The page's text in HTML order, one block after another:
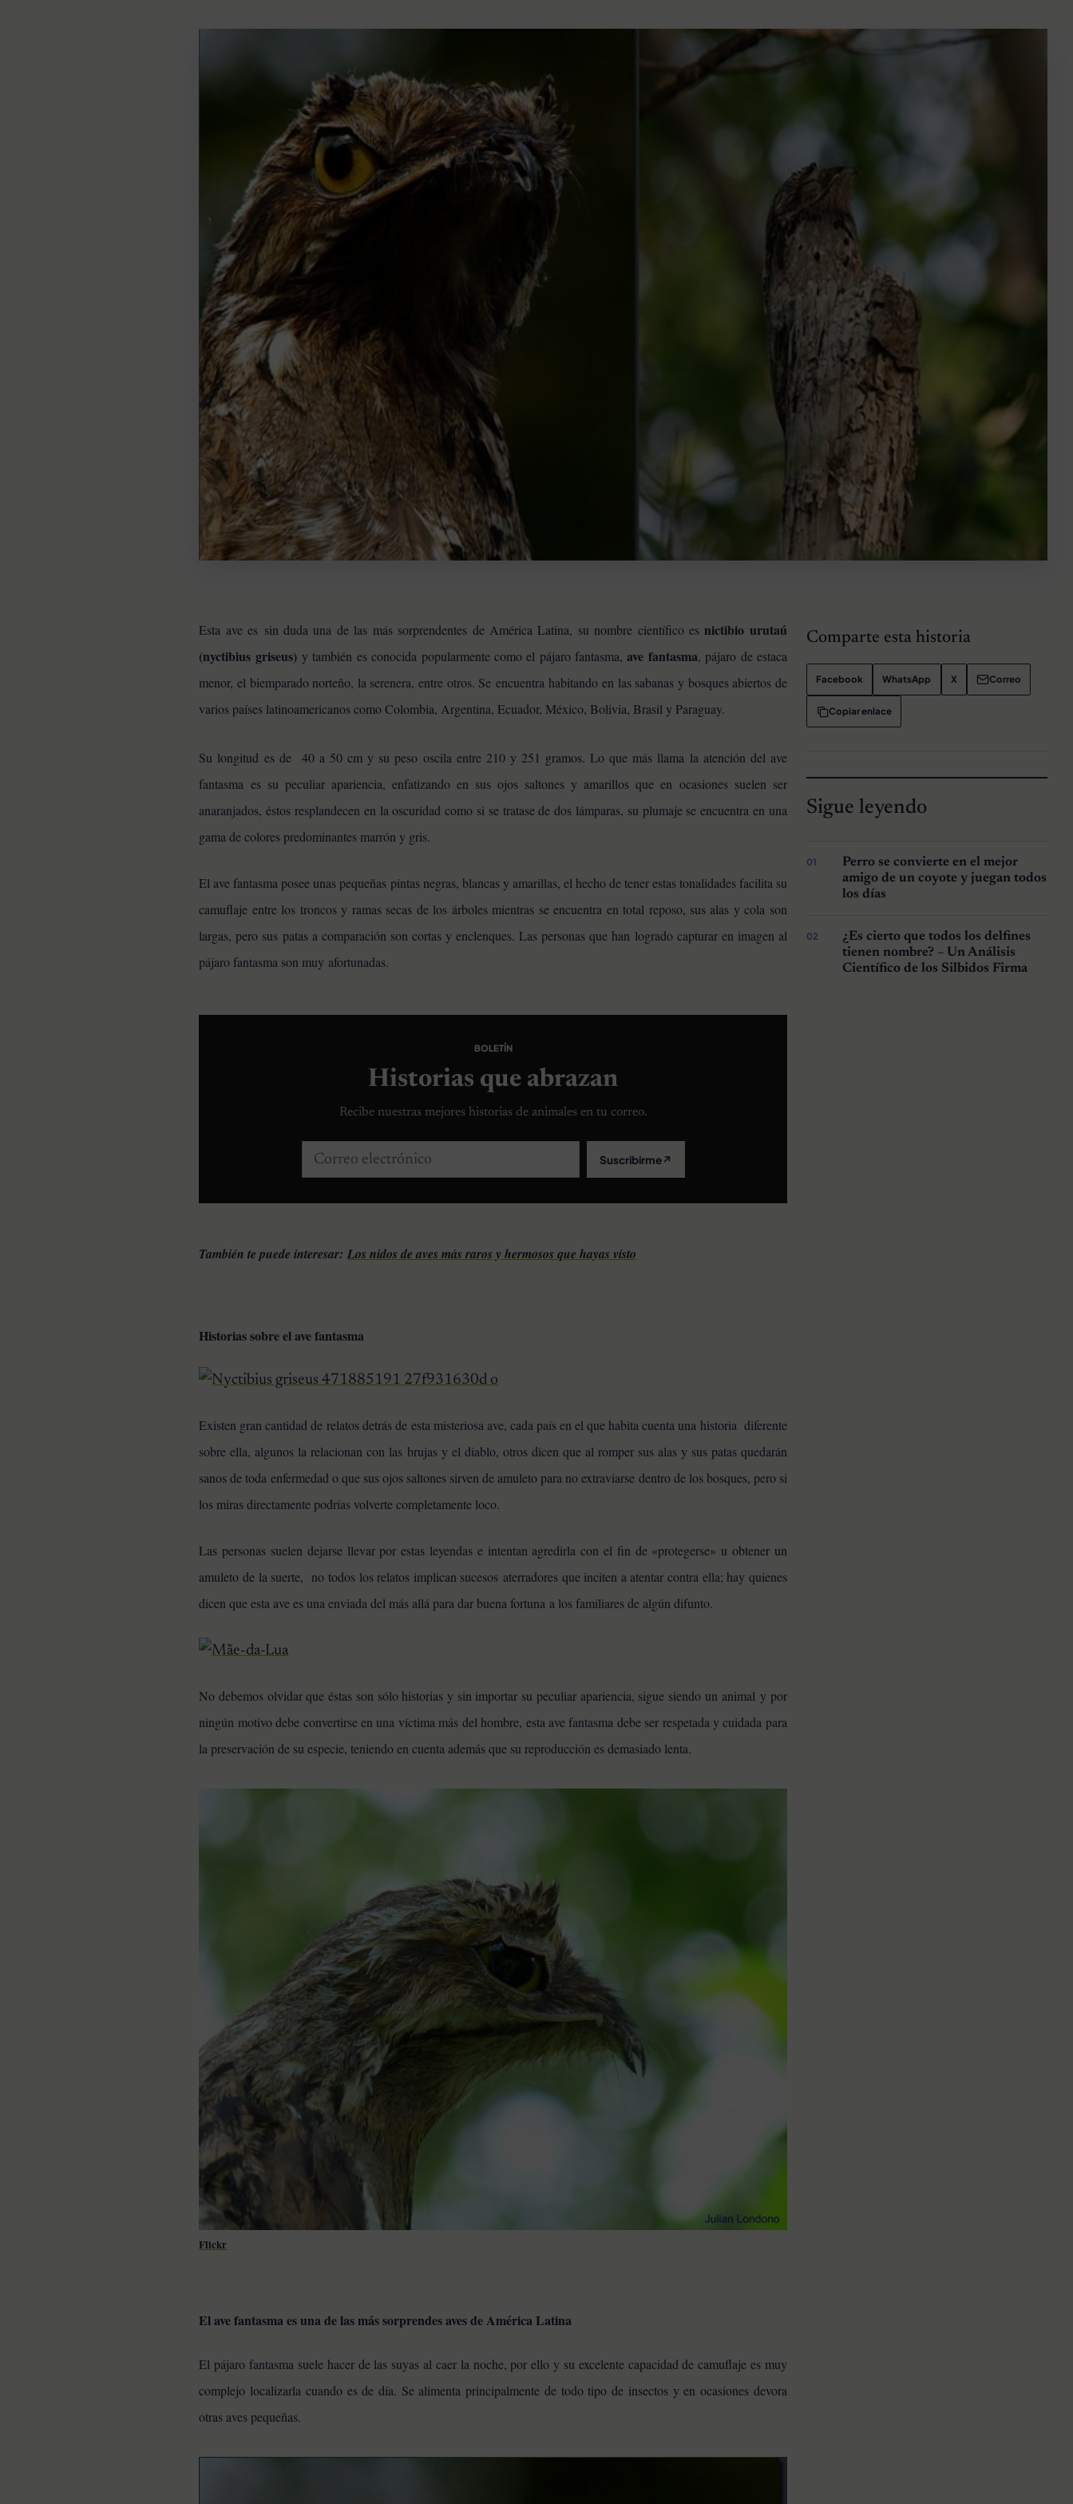
Esta ave es sin duda una de las más sorprendentes de América Latina, su nombre científico es nictibio urutaú
(nyctibius griseus)y también es conocida popularmente como el pájaro fantasma,ave fantasma, pájaro de estaca
menor, el biemparado norteño, la serenera, entre otros. Se encuentra habitando en las sabanas y bosques abiertos de
varios países latinoamericanos como Colombia, Argentina, Ecuador, México, Bolivia, Brasil y Paraguay.
Su longitud es de 40 a 50 cm y su peso oscila entre 210 y 251 gramos. Lo que más llama la atención del ave
fantasma es su peculiar apariencia, enfatizando en sus ojos saltones y amarillos que en ocasiones suelen ser
anaranjados, éstos resplandecen en la oscuridad como si se tratase de dos lámparas, su plumaje se encuentra en una
gama de colores predominantes marrón y gris.
El ave fantasma posee unas pequeñas pintas negras, blancas y amarillas, el hecho de tener estas tonalidades facilita su
camuflaje entre los troncos y ramas secas de los árboles mientras se encuentra en total reposo, sus alas y cola son
largas, pero sus patas a comparación son cortas y enclenques. Las personas que han logrado capturar en imagen al
pájaro fantasma son muy afortunadas.
BOLETÍN
Historias que abrazan
Recibe nuestras mejores historias de animales en tu correo.
Correo electrónico Suscribirme↗
También te puede interesar:Los nidos de aves más raros y hermosos que hayas visto
Historias sobre el ave fantasma
Existen gran cantidad de relatos detrás de esta misteriosa ave, cada país en el que habita cuenta una historia diferente
sobre ella, algunos la relacionan con las brujas y el diablo, otros dicen que al romper sus alas y sus patas quedarán
sanos de toda enfermedad o que sus ojos saltones sirven de amuleto para no extraviarse dentro de los bosques, pero si
los miras directamente podrías volverte completamente loco.
Las personas suelen dejarse llevar por estas leyendas e intentan agredirla con el fin de «protegerse» u obtener un
amuleto de la suerte, no todos los relatos implican sucesos aterradores que inciten a atentar contra ella; hay quienes
dicen que esta ave es una enviada del más allá para dar buena fortuna a los familiares de algún difunto.
No debemos olvidar que éstas son sólo historias y sin importar su peculiar apariencia, sigue siendo un animal y por
ningún motivo debe convertirse en una víctima más del hombre, esta ave fantasma debe ser respetada y cuidada para
la preservación de su especie, teniendo en cuenta además que su reproducción es demasiado lenta.
Flickr
El ave fantasma es una de las más sorprendes aves de América Latina
El pájaro fantasma suele hacer de las suyas al caer la noche, por ello y su excelente capacidad de camuflaje es muy
complejo localizarla cuando es de día. Se alimenta principalmente de todo tipo de insectos y en ocasiones devora
otras aves pequeñas.
Comparte esta historia
Facebook WhatsApp X Correo
Copiar enlace
Sigue leyendo
Perro se convierte en el mejor
amigo de un coyote y juegan todos
los días
¿Es cierto que todos los delfines
tienen nombre? – Un Análisis
Científico de los Silbidos Firma